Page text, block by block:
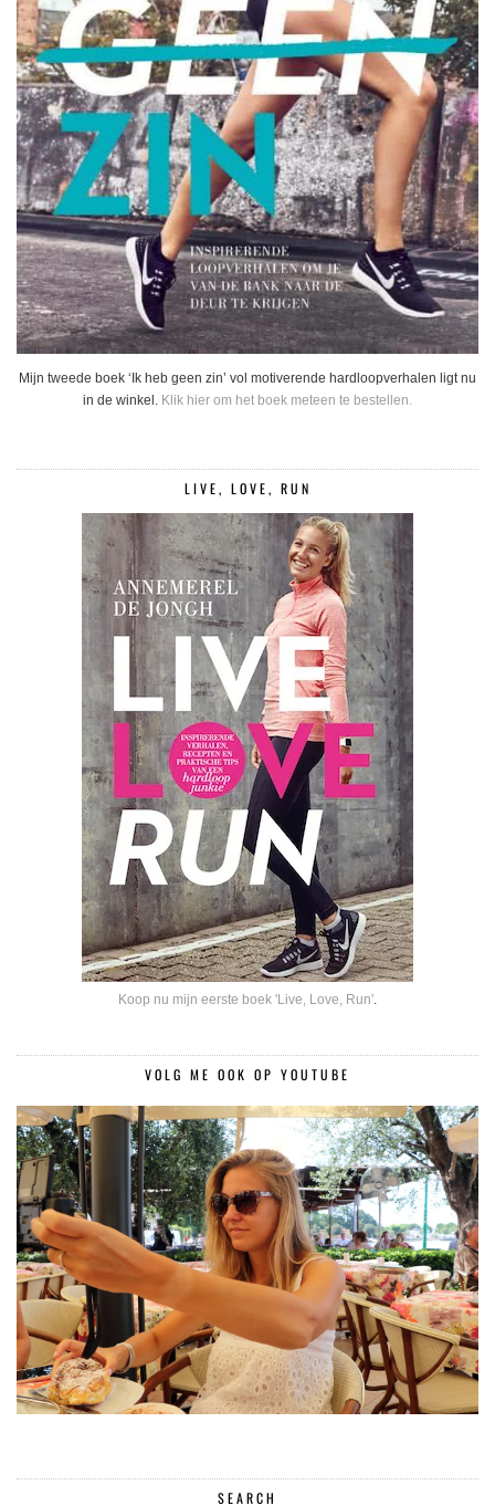
Mijn tweede boek ‘Ik heb geen zin’ vol motiverende hardloopverhalen ligt nu
in de winkel. Klik hier om het boek meteen te bestellen.
LIVE, LOVE, RUN
Koop nu mijn eerste boek 'Live, Love, Run'.
VOLG ME OOK OP YOUTUBE
SEARCH